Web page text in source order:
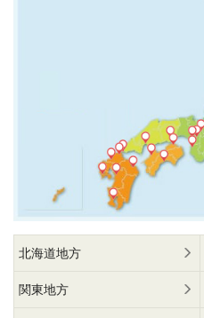
北海道地方
関東地方